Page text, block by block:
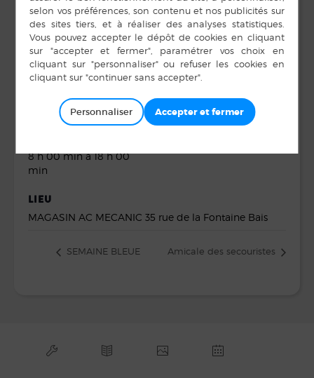
DÉTAILS
15 octobre 2023
8 h 00 min à 18 h 00
min
LIEU
MAGASIN AC MECANIC 35 rue de la Fontaine Bais
ORGANISATEUR
SEMAINE BLEUE Amicale des secouristes
Personnaliser